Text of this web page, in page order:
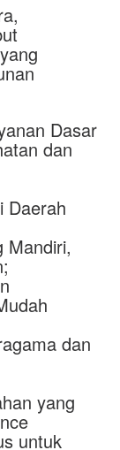
Dasar
dan
Daerah
Mandiri,
dan
yang
untuk